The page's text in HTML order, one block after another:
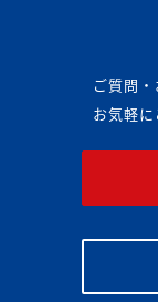
ご質問
お気軽に